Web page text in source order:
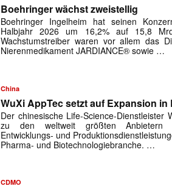
Boehringer wächst zweistellig
Boehringer Ingelheim hat seinen
Halbjahr 2026 um 16,2% auf 15,8
Wachstumstreiber waren vor allem das
Nierenmedikament JARDIANCE® sowie …
China
WuXi AppTec setzt auf Expansion in
Der chinesische Life-Science-Dienstleister
zu den weltweit größten Anbietern
Entwicklungs- und
Pharma- und Biotechnologiebranche. …
CDMO